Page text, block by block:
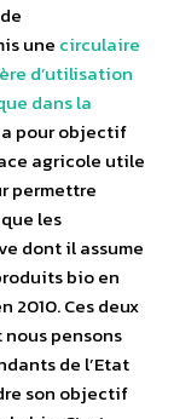
une circulaire
d’utilisation
dans la
pour objectif
agricole utile
permettre
les
dont il assume
bio en
2010. Ces deux
pensons
de l’Etat
son objectif